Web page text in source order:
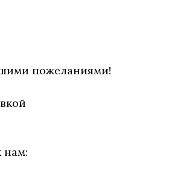
пожеланиями!
нам: